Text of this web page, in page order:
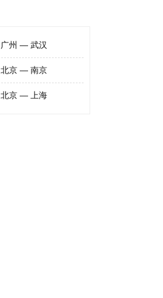
广州 — 武汉
北京 — 南京
北京 — 上海